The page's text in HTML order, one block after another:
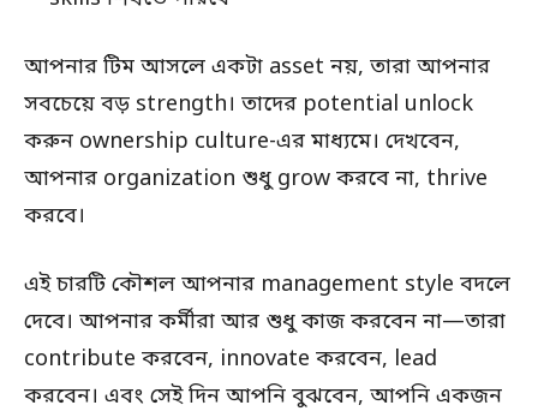
আপনার টিম আসলে একটা asset নয়, তারা আপনার
সবচেয়ে বড় strength। তাদের potential unlock
করুন ownership culture-এর মাধ্যমে। দেখবেন,
আপনার organization শুধু grow করবে না, thrive
করবে।
এই চারটি কৌশল আপনার management style বদলে
দেবে। আপনার কর্মীরা আর শুধু কাজ করবেন না—তারা
contribute করবেন, innovate করবেন, lead
করবেন। এবং সেই দিন আপনি বুঝবেন, আপনি একজন